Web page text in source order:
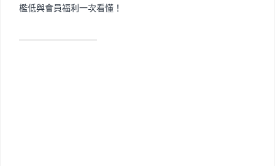
檻低與會員福利一次看懂！